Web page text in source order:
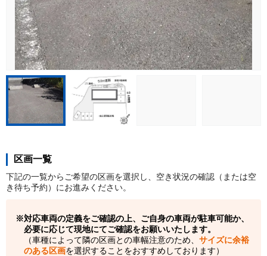
区画一覧
下記の一覧からご希望の区画を選択し、空き状況の確認（または空
き待ち予約）にお進みください。
対応車両の定義をご確認の上、ご自身の車両が駐車可能か、
必要に応じて現地にてご確認をお願いいたします。
（車種によって隣の区画との車幅注意のため、 サイズに余裕
のある区画を選択することをおすすめしております）